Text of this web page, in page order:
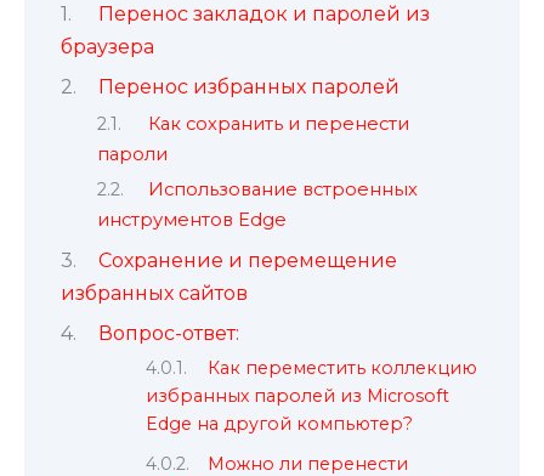
Перенос закладок и паролей из
браузера
Перенос избранных паролей
Как сохранить и перенести
пароли
Использование встроенных
инструментов Edge
Сохранение и перемещение
избранных сайтов
Вопрос-ответ:
Как переместить коллекцию
избранных паролей из Microsoft
Edge на другой компьютер?
Можно ли перенести